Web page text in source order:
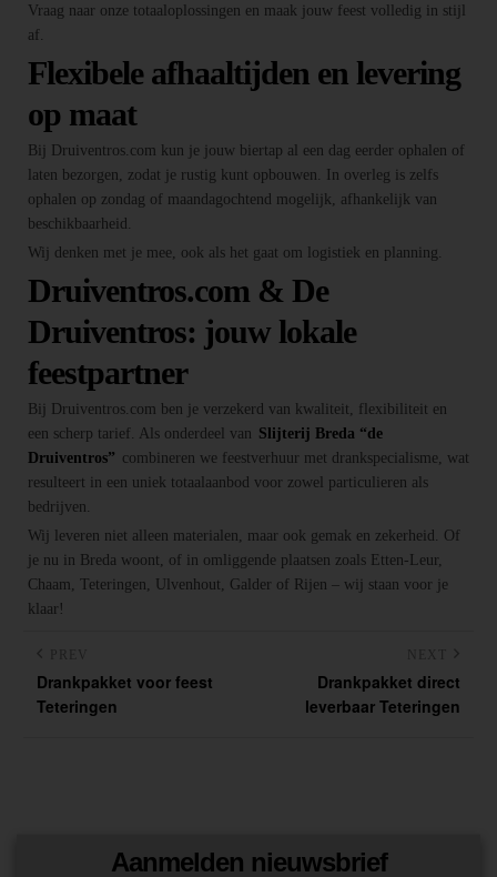
Vraag naar onze totaaloplossingen en maak jouw feest volledig in stijl
af.
Flexibele afhaaltijden en levering
op maat
Bij Druiventros.com kun je jouw biertap al een dag eerder ophalen of
laten bezorgen, zodat je rustig kunt opbouwen. In overleg is zelfs
ophalen op zondag of maandagochtend mogelijk, afhankelijk van
beschikbaarheid.
Wij denken met je mee, ook als het gaat om logistiek en planning.
Druiventros.com & De
Druiventros: jouw lokale
feestpartner
Bij Druiventros.com ben je verzekerd van kwaliteit, flexibiliteit en
een scherp tarief. Als onderdeel van Slijterij Breda “de
Druiventros” combineren we feestverhuur met drankspecialisme, wat
resulteert in een uniek totaalaanbod voor zowel particulieren als
bedrijven.
Wij leveren niet alleen materialen, maar ook gemak en zekerheid. Of
je nu in Breda woont, of in omliggende plaatsen zoals Etten-Leur,
Chaam, Teteringen, Ulvenhout, Galder of Rijen – wij staan voor je
klaar!
PREV
Drankpakket voor feest
Teteringen
NEXT
Drankpakket direct
leverbaar Teteringen
Aanmelden nieuwsbrief